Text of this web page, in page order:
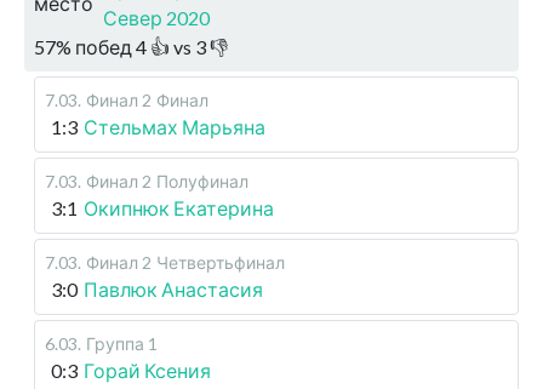
Север 2020
57% побед 4 👍 vs 3👎
7.03. Финал 2 Финал
1:3 Стельмах Марьяна
7.03. Финал 2 Полуфинал
3:1 Окипнюк Екатерина
7.03. Финал 2 Четвертьфинал
3:0 Павлюк Анастасия
6.03. Группа 1
0:3 Горай Ксения